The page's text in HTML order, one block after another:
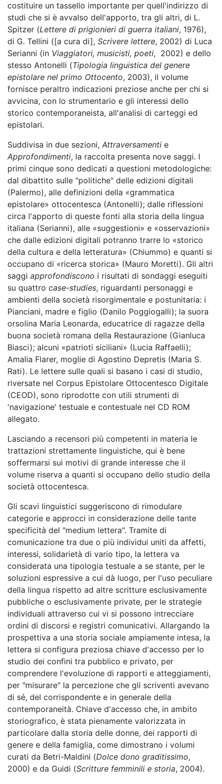
costituire un tassello importante per quell'indirizzo di
studi che si è avvalso dell'apporto, tra gli altri, di L.
Spitzer (Lettere di prigionieri di guerra italiani, 1976),
di G. Tellini ([a cura di], Scrivere lettere, 2002) di Luca
Serianni (in Viaggiatori, musicisti, poeti, 2002) e dello
stesso Antonelli (Tipologia linguistica del genere
epistolare nel primo Ottocento, 2003), il volume
fornisce peraltro indicazioni preziose anche per chi si
avvicina, con lo strumentario e gli interessi dello
storico contemporaneista, all'analisi di carteggi ed
epistolari.
Suddivisa in due sezioni, Attraversamenti e
Approfondimenti, la raccolta presenta nove saggi. I
primi cinque sono dedicati a questioni metodologiche:
dal dibattito sulle "politiche" delle edizioni digitali
(Palermo), alle definizioni della «grammatica
epistolare» ottocentesca (Antonelli); dalle riflessioni
circa l'apporto di queste fonti alla storia della lingua
italiana (Serianni), alle «suggestioni» e «osservazioni»
che dalle edizioni digitali potranno trarre lo «storico
della cultura e della letteratura» (Chiummo) e quanti si
occupano di «ricerca storica» (Mauro Moretti). Gli altri
saggi approfondiscono i risultati di sondaggi eseguiti
su quattro case-studies, riguardanti personaggi e
ambienti della società risorgimentale e postunitaria: i
Pianciani, madre e figlio (Danilo Poggiogalli); la suora
orsolina Maria Leonarda, educatrice di ragazze della
buona società romana della Restaurazione (Gianluca
Biasci); alcuni «patrioti siciliani» (Lucia Raffaelli);
Amalia Flarer, moglie di Agostino Depretis (Maria S.
Rati). Le lettere sulle quali si basano i casi di studio,
riversate nel Corpus Epistolare Ottocentesco Digitale
(CEOD), sono riprodotte con utili strumenti di
'navigazione' testuale e contestuale nel CD ROM
allegato.
Lasciando a recensori più competenti in materia le
trattazioni strettamente linguistiche, qui è bene
soffermarsi sui motivi di grande interesse che il
volume riserva a quanti si occupano dello studio della
società ottocentesca.
Gli scavi linguistici suggeriscono di rimodulare
categorie e approcci in considerazione delle tante
specificità del "medium lettera". Tramite di
comunicazione tra due o più individui uniti da affetti,
interessi, solidarietà di vario tipo, la lettera va
considerata una tipologia testuale a se stante, per le
soluzioni espressive a cui dà luogo, per l'uso peculiare
della lingua rispetto ad altre scritture esclusivamente
pubbliche o esclusivamente private, per le strategie
individuali attraverso cui vi si possono intrecciare
ordini di discorsi e registri comunicativi. Allargando la
prospettiva a una storia sociale ampiamente intesa, la
lettera si configura preziosa chiave d'accesso per lo
studio dei confini tra pubblico e privato, per
comprendere l'evoluzione di rapporti e atteggiamenti,
per "misurare" la percezione che gli scriventi avevano
di sé, del corrispondente e in generale della
contemporaneità. Chiave d'accesso che, in ambito
storiografico, è stata pienamente valorizzata in
particolare dalla storia delle donne, dei rapporti di
genere e della famiglia, come dimostrano i volumi
curati da Betri-Maldini (Dolce dono graditissimo,
2000) e da Guidi (Scritture femminili e storia, 2004).